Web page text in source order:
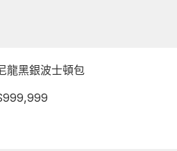
龍黑銀波士頓包
999,999